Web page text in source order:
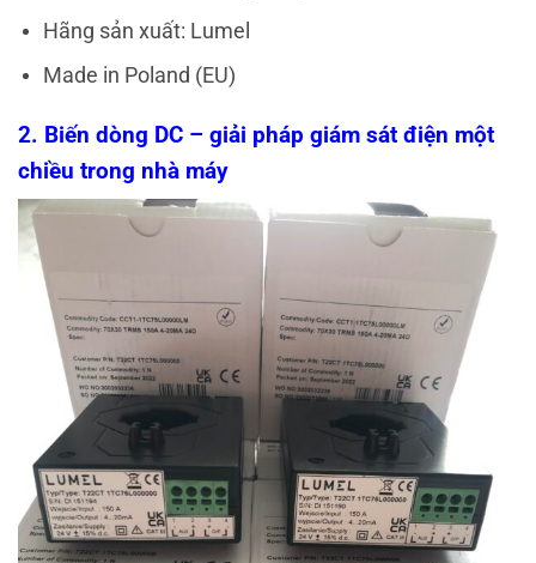
Hãng sản xuất: Lumel
Made in Poland (EU)
2. Biến dòng DC – giải pháp giám sát điện một
chiều trong nhà máy